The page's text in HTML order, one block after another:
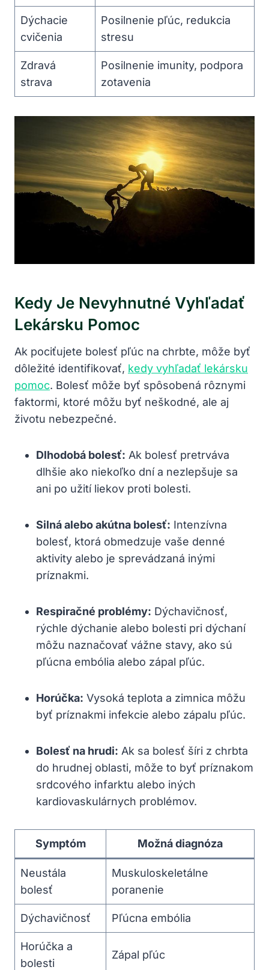
Dýchacie
cvičenia
Posilnenie pľúc, redukcia
stresu
Zdravá
strava
Posilnenie imunity, podpora
zotavenia
Kedy Je Nevyhnutné Vyhľadať
Lekársku Pomoc
Ak pociťujete bolesť pľúc na chrbte, môže byť
dôležité identifikovať, kedy vyhľadať lekársku
pomoc. Bolesť môže byť spôsobená rôznymi
faktormi, ktoré môžu byť neškodné, ale aj
životu nebezpečné.
Dlhodobá bolesť: Ak bolesť pretrváva
dlhšie ako niekoľko dní a nezlepšuje sa
ani po užití liekov proti bolesti.
Silná alebo akútna bolesť: Intenzívna
bolesť, ktorá obmedzuje vaše denné
aktivity alebo je sprevádzaná inými
príznakmi.
Respiračné problémy: Dýchavičnosť,
rýchle dýchanie alebo bolesti pri dýchaní
môžu naznačovať vážne stavy, ako sú
pľúcna embólia alebo zápal pľúc.
Horúčka: Vysoká teplota a zimnica môžu
byť príznakmi infekcie alebo zápalu pľúc.
Bolesť na hrudi: Ak sa bolesť šíri z chrbta
do hrudnej oblasti, môže to byť príznakom
srdcového infarktu alebo iných
kardiovaskulárnych problémov.
Symptóm Možná diagnóza
Neustála
bolesť
Muskuloskeletálne
poranenie
Dýchavičnosť Pľúcna embólia
Horúčka a
bolesti
Zápal pľúc